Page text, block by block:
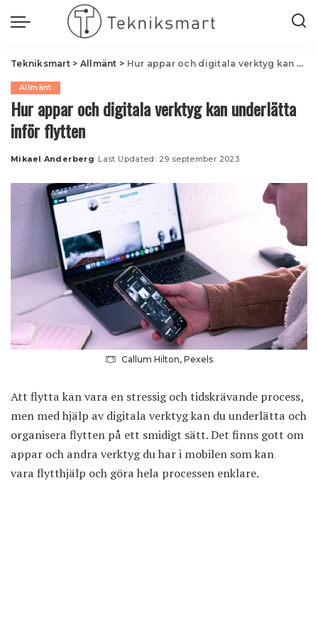
Tekniksmart> Allmänt > Hur appar och digitala verktyg kan underlätta inför flytten
Allmänt
Hur appar och digitala verktyg kan underlätta
inför flytten
Posted
Mikael Anderberg Last Updated: 29 september 2023
Callum Hilton, Pexels
Att flytta kan vara en stressig och tidskrävande process,
men med hjälp av digitala verktyg kan du underlätta och
organisera flytten på ett smidigt sätt. Det finns gott om
appar och andra verktyg du har i mobilen som kan
vara flytthjälp och göra hela processen enklare.